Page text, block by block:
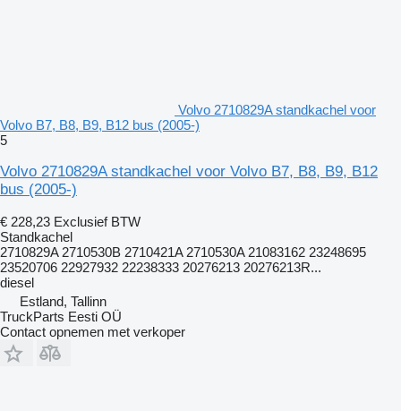
Volvo 2710829A standkachel voor
Volvo B7, B8, B9, B12 bus (2005-)
5
Volvo 2710829A standkachel voor Volvo B7, B8, B9, B12
bus (2005-)
€ 228,23 Exclusief BTW
Standkachel
2710829A 2710530B 2710421A 2710530A 21083162 23248695
23520706 22927932 22238333 20276213 20276213R...
diesel
Estland, Tallinn
TruckParts Eesti OÜ
Contact opnemen met verkoper